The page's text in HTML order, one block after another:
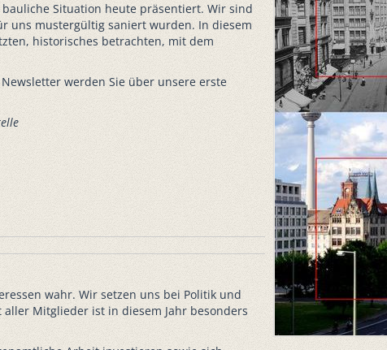
Situation heute präsentiert. Wir sind
uns mustergültig saniert wurden. In diesem
historisches betrachten, mit dem
werden Sie über unsere erste
wahr. Wir setzen uns bei Politik und
Mitglieder ist in diesem Jahr besonders